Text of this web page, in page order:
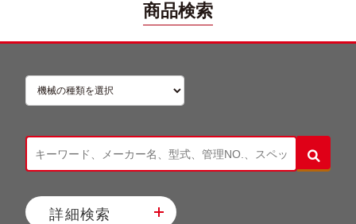
商品検索
詳細検索